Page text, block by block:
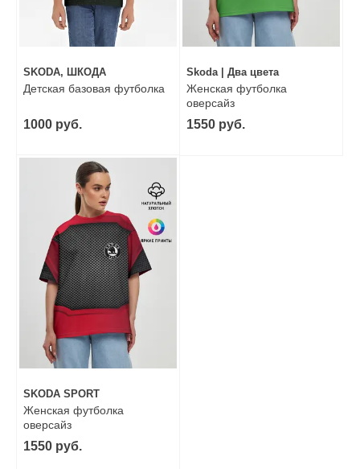
SKODA, ШКОДА
Детская базовая футболка
1000 руб.
Skoda | Два цвета
Женская футболка
оверсайз
1550 руб.
SKODA SPORT
Женская футболка
оверсайз
1550 руб.